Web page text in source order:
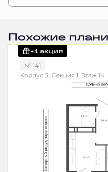
Похожие
+1 акция
№ 141
Корпус 3, Секция 1, Этаж 14